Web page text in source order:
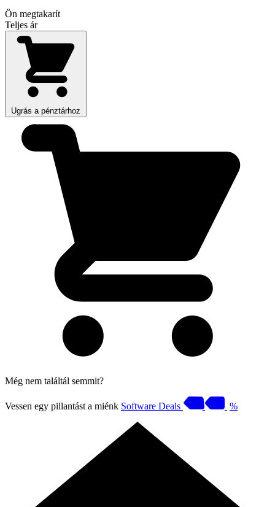
Ön megtakarít
Teljes ár
Ugrás a pénztárhoz
Még nem találtál semmit?
Vessen egy pillantást a miénk Software Deals %